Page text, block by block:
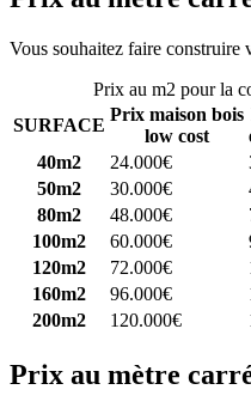
Vous souhaitez faire construire
Prix au m2 pour la
SURFACE
Prix maison bois
low cost
40m2
24.000€
50m2
30.000€
80m2
48.000€
100m2
60.000€
120m2
72.000€
160m2
96.000€
200m2
120.000€
Prix au mètre